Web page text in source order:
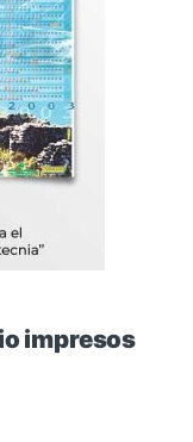
impresos